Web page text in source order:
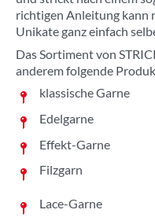
richtigen Anleitung kann
Unikate ganz einfach
Das Sortiment von
anderem folgende
klassische Garne
Edelgarne
Effekt-Garne
Filzgarn
Lace-Garne